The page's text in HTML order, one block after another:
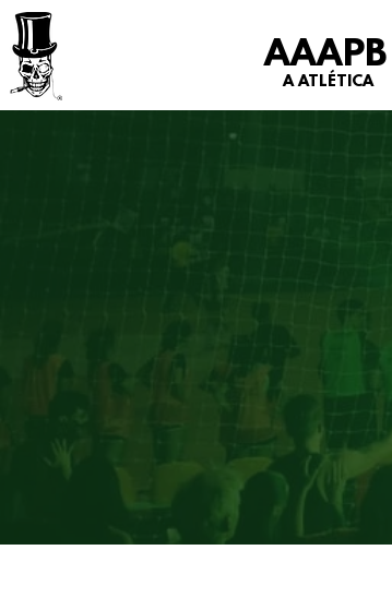
AAAPB
A ATLÉTICA